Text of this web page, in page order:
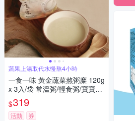
蔬果上湯取代水慢熬4小時
一食一味 黃金蔬菜熬粥糜 120g
x 3入/袋 常溫粥/輕食粥/寶寶粥/
副食品
$319
活動 券